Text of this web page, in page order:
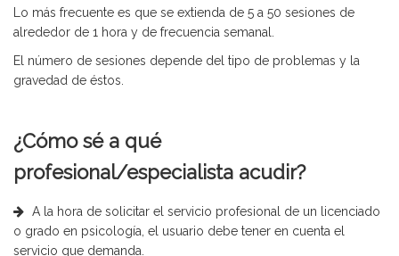
Lo más frecuente es que se extienda de 5 a 50 sesiones de
alrededor de 1 hora y de frecuencia semanal.
El número de sesiones depende del tipo de problemas y la
gravedad de éstos.
¿Cómo sé a qué
profesional/especialista acudir?
A la hora de solicitar el servicio profesional de un licenciado
o grado en psicología, el usuario debe tener en cuenta el
servicio que demanda.